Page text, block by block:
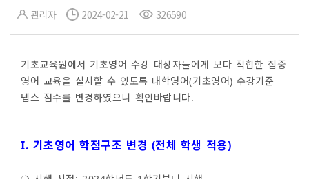
관리자 2024-02-21 326590
기초교육원에서 기초영어 수강 대상자들에게 보다 적합한 집중
영어 교육을 실시할 수 있도록 대학영어(기초영어) 수강기준
텝스 점수를 변경하였으니 확인바랍니다.
I. 기초영어 학점구조 변경 (전체 학생 적용)